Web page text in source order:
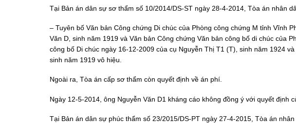
Tại Bản án dân sự sơ thẩm số 10/2014/DS-ST ngày 28-4-2014, Tòa án nhân
– Tuyên bố Văn bản Công chứng Di chúc của Phòng công chứng M tỉnh Vĩnh
Văn D, sinh năm 1919 và Văn bản Công chứng Văn bản công bố di chúc của
công bố Di chúc ngày 16-12-2009 của cụ Nguyễn Thị T1 (T), sinh năm 1924
sinh năm 1919 vô hiệu.
Ngoài ra, Tòa án cấp sơ thẩm còn quyết định về án phí.
Ngày 12-5-2014, ông Nguyễn Văn D1 kháng cáo không đồng ý với quyết định
Tại Bản án dân sự phúc thẩm số 23/2015/DS-PT ngày 27-4-2015, Tòa án